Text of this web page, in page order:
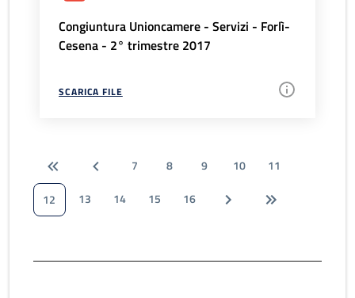
Congiuntura Unioncamere - Servizi - Forlì-
Cesena - 2° trimestre 2017
SCARICA FILE
7 8 9 10
11
12
13 14 15 16